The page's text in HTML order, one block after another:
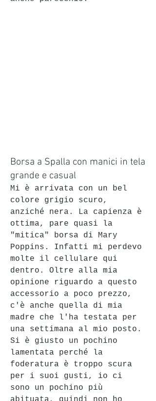
Borsa a Spalla con manici in tela
grande e casual
Mi è arrivata con un bel
colore grigio scuro,
anziché nera. La capienza è
ottima, pare quasi la
"mitica" borsa di Mary
Poppins. Infatti mi perdevo
molte il cellulare qui
dentro. Oltre alla mia
opinione riguardo a questo
accessorio a poco prezzo,
c'è anche quella di mia
madre che l'ha testata per
una settimana al mio posto.
Si è giusto un pochino
lamentata perché la
foderatura è troppo scura
per i suoi gusti, io ci
sono un pochino più